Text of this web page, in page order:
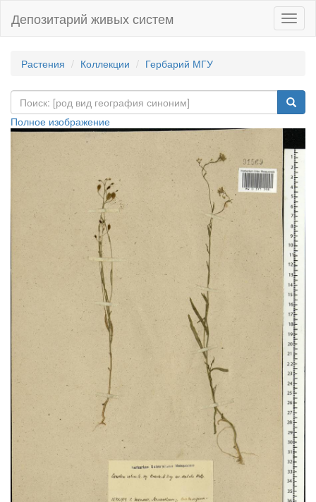
Депозитарий живых систем
Растения Коллекции Гербарий МГУ
Полное изображение